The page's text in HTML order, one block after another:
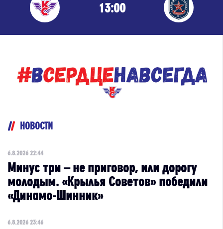
13:00
НОВОСТИ
6.8.2026 22:44
Минус три – не приговор, или дорогу
молодым. «Крылья Советов» победили
«Динамо-Шинник»
6.8.2026 23:46